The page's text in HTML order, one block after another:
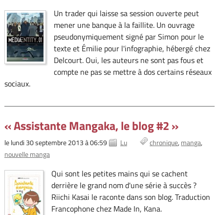
Un trader qui laisse sa session ouverte peut
mener une banque à la faillite. Un ouvrage
pseudonymiquement signé par Simon pour le
texte et Émilie pour l'infographie, hébergé chez
Delcourt. Oui, les auteurs ne sont pas fous et
compte ne pas se mettre à dos certains réseaux
sociaux.
« Assistante Mangaka, le blog #2 »
le lundi 30 septembre 2013 à 06:59 Lu chronique manga
nouvelle manga
Qui sont les petites mains qui se cachent
derrière le grand nom d'une série à succès ?
Riichi Kasai le raconte dans son blog. Traduction
Francophone chez Made In, Kana.